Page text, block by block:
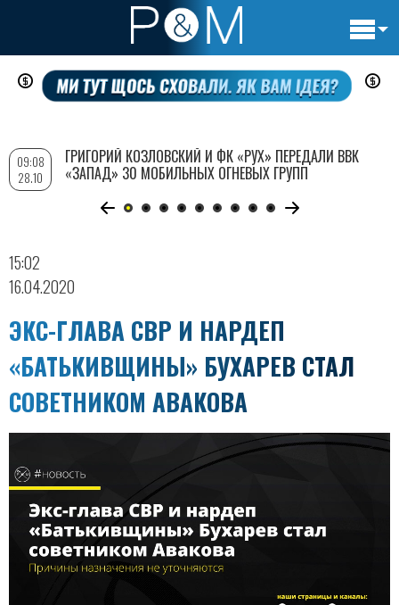
Перейти
содержанию
15:02
16.04.2020
ЭКС-ГЛАВА СВР И НАРДЕП
«БАТЬКИВЩИНЫ» БУХАРЕВ СТАЛ
СОВЕТНИКОМ АВАКОВА
09:08
28.10
ГРИГОРИЙ КОЗЛОВСКИЙ И ФК «РУХ» ПЕРЕДАЛИ ВВК
«ЗАПАД» 30 МОБИЛЬНЫХ ОГНЕВЫХ ГРУПП